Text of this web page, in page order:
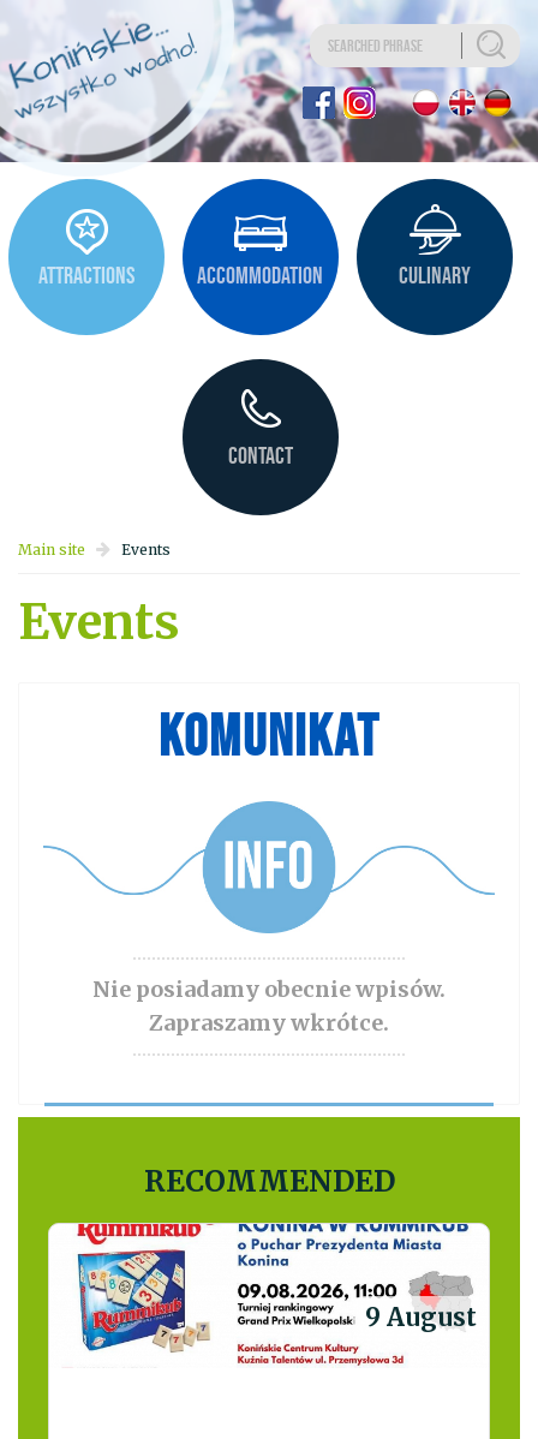
Uwaga:
Ta
strona
internetowa
zawiera
system
ułatwień
dostępu.
ATTRACTIONS ACCOMMODATION CULINARY
CONTACT
Main site Events
Events
KOMUNIKAT
Nie posiadamy obecnie wpisów.
Zapraszamy wkrótce.
RECOMMENDED
9 August